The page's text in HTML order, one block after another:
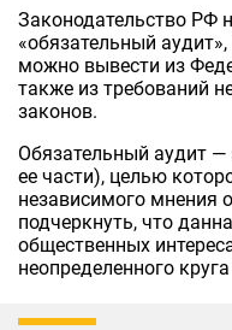
Законодательство РФ
«обязательный
можно вывести из
также из требований
законов.
Обязательный аудит —
ее части), целью
независимого мнения
подчеркнуть, что
общественных
неопределенного